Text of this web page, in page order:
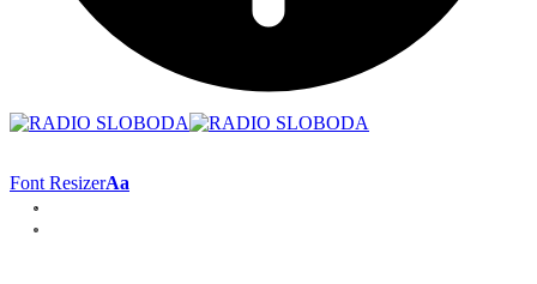
Font ResizerAa